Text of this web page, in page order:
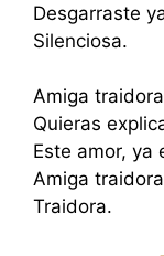
Desgarraste
Silenciosa.
Amiga
Quieras
Este amor, ya
Amiga
Traidora.